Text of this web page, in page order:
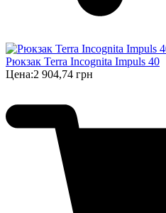
Рюкзак Terra Incognita Impuls 40
Цена:2 904,74 грн